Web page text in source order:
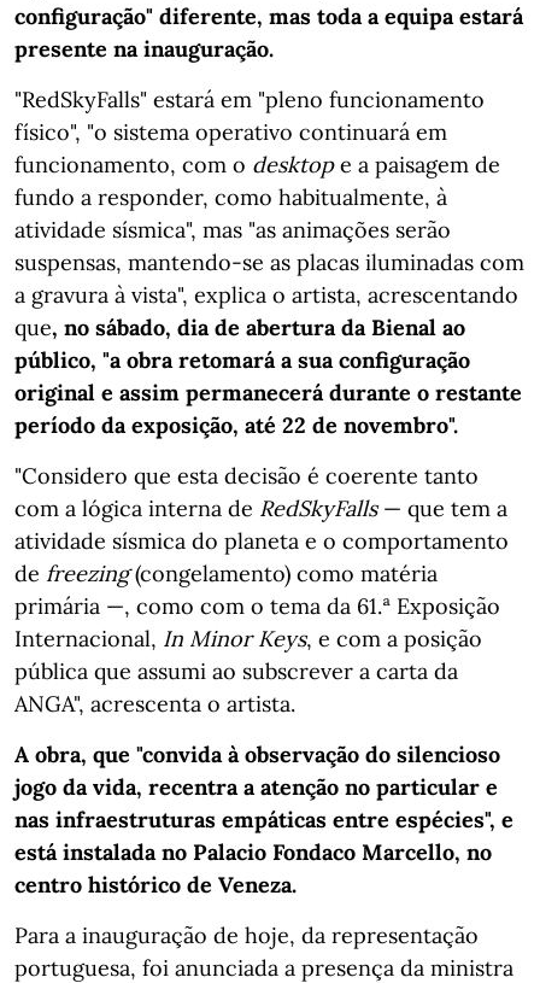
configuração" diferente, mas toda a equipa estará
presente na inauguração.
"RedSkyFalls" estará em "pleno funcionamento
físico", "o sistema operativo continuará em
funcionamento, com o desktope a paisagem de
fundo a responder, como habitualmente, à
atividade sísmica", mas "as animações serão
suspensas, mantendo-se as placas iluminadas com
a gravura à vista", explica o artista, acrescentando
que, no sábado, dia de abertura da Bienal ao
público, "a obra retomará a sua configuração
original e assim permanecerá durante o restante
período da exposição, até 22 de novembro".
"Considero que esta decisão é coerente tanto
com a lógica interna de RedSkyFalls— que tem a
atividade sísmica do planeta e o comportamento
de freezing(congelamento) como matéria
primária —, como com o tema da 61.ª Exposição
Internacional, In Minor Keys, e com a posição
pública que assumi ao subscrever a carta da
ANGA", acrescenta o artista.
A obra, que "convida à observação do silencioso
jogo da vida, recentra a atenção no particular e
nas infraestruturas empáticas entre espécies", e
está instalada no Palacio Fondaco Marcello, no
centro histórico de Veneza.
Para a inauguração de hoje, da representação
portuguesa, foi anunciada a presença da ministra